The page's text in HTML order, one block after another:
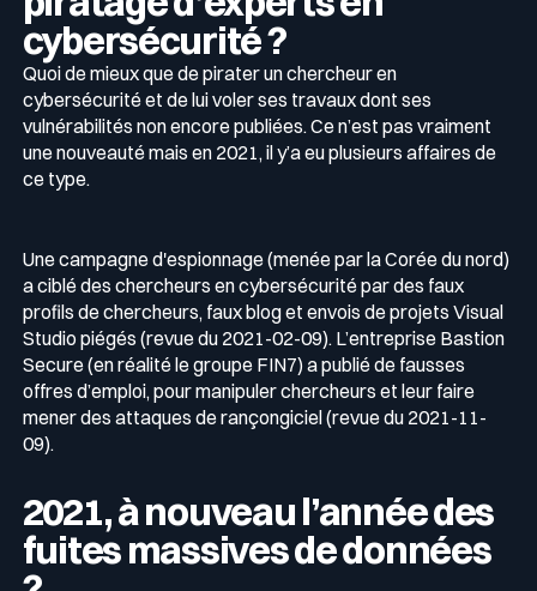
cybersécurité ?
Quoi de mieux que de pirater un chercheur en
cybersécurité et de lui voler ses travaux dont ses
vulnérabilités non encore publiées. Ce n’est pas vraiment
une nouveauté mais en 2021, il y’a eu plusieurs affaires de
ce type.
Une campagne d'espionnage (menée par la Corée du nord)
a ciblé des chercheurs en cybersécurité par des faux
profils de chercheurs, faux blog et envois de projets Visual
Studio piégés (revue du 2021-02-09). L’entreprise Bastion
Secure (en réalité le groupe FIN7) a publié de fausses
offres d’emploi, pour manipuler chercheurs et leur faire
mener des attaques de rançongiciel (revue du 2021-11-
09).
2021, à nouveau l’année des
fuites massives de données